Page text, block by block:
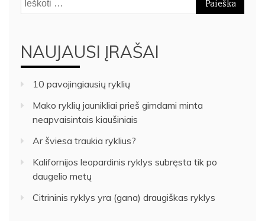
NAUJAUSI ĮRAŠAI
10 pavojingiausių ryklių
Mako ryklių jaunikliai prieš gimdami minta
neapvaisintais kiaušiniais
Ar šviesa traukia ryklius?
Kalifornijos leopardinis ryklys subręsta tik po
daugelio metų
Citrininis ryklys yra (gana) draugiškas ryklys